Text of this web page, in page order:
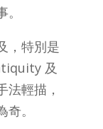
，特別是
及
法輕描，
。